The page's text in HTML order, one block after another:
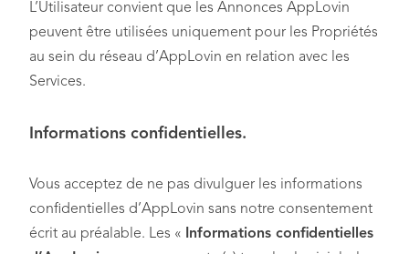
L’Utilisateur convient que les Annonces AppLovin
peuvent être utilisées uniquement pour les Propriétés
au sein du réseau d’AppLovin en relation avec les
Services.
Informations confidentielles.
Vous acceptez de ne pas divulguer les informations
confidentielles d’AppLovin sans notre consentement
écrit au préalable. Les «
Informations confidentielles